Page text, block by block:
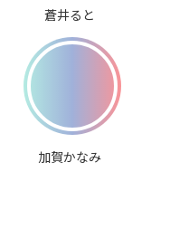
蒼井ると
加賀かなみ